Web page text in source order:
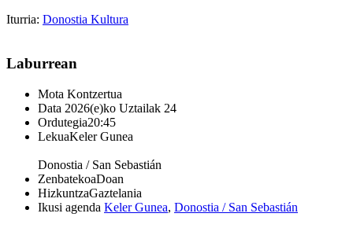
Iturria: Donostia Kultura
Laburrean
Mota Kontzertua
Data 2026(e)ko Uztailak 24
Ordutegia20:45
LekuaKeler Gunea
Donostia / San Sebastián
ZenbatekoaDoan
HizkuntzaGaztelania
Ikusi agenda Keler Gunea, Donostia / San Sebastián